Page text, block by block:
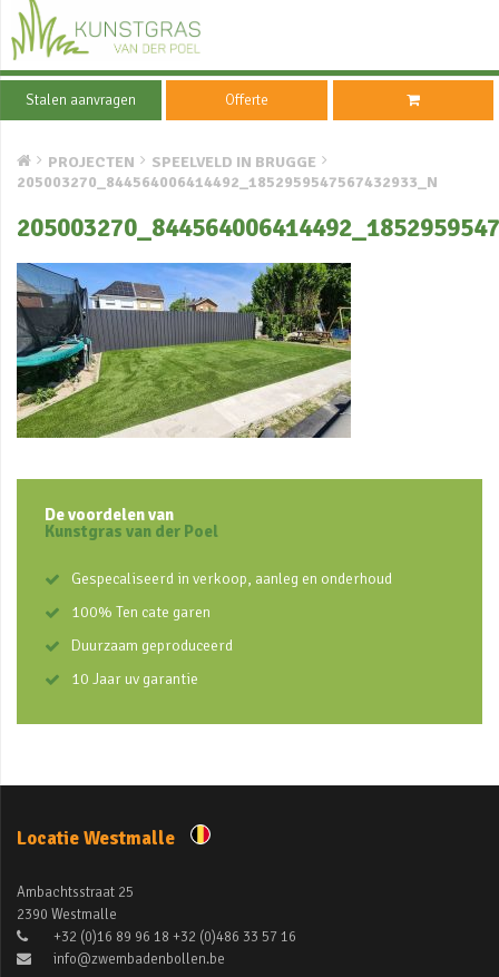
Stalen aanvragen Offerte
PROJECTEN
SPEELVELD IN BRUGGE
205003270_844564006414492_1852959547567432933_N
De voordelen van
Kunstgras van der Poel
Gespecaliseerd in verkoop, aanleg en onderhoud
100% Ten cate garen
Duurzaam geproduceerd
10 Jaar uv garantie
Locatie Westmalle
Ambachtsstraat 25
2390 Westmalle
+32 (0)16 89 96 18 +32 (0)486 33 57 16
info@zwembadenbollen.be